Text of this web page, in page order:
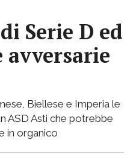
Serie D ed
avversarie
Biellese e Imperia le
ASD Asti che potrebbe
in organico